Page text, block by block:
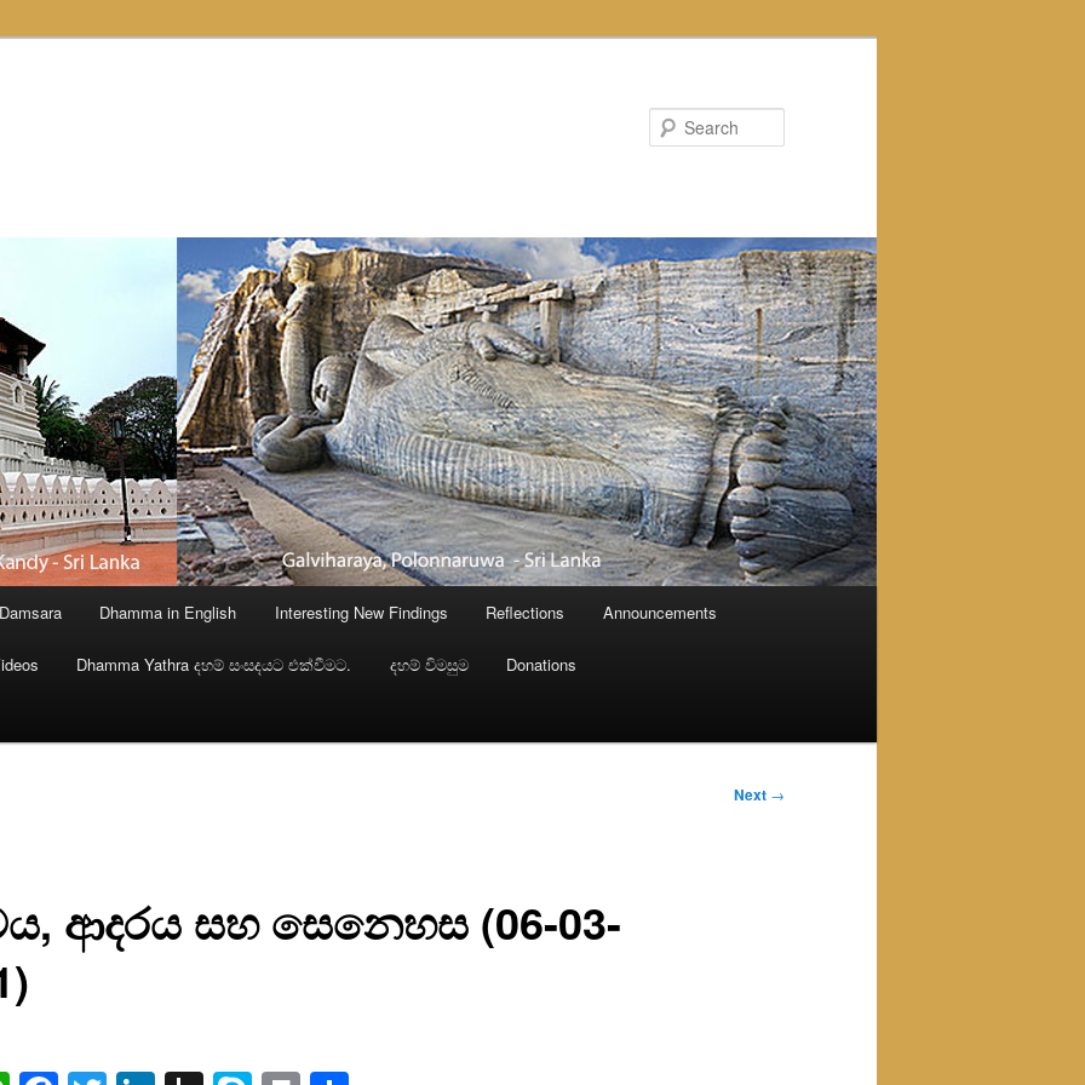
Dhamma in English Interesting New Findings Reflections Announcements
Dhamma Yathra දහම් සංසදයට එක්වීමට. දහම් විමසුම Donations
Next →
ආදරය සහ සෙනෙහස (06-03-